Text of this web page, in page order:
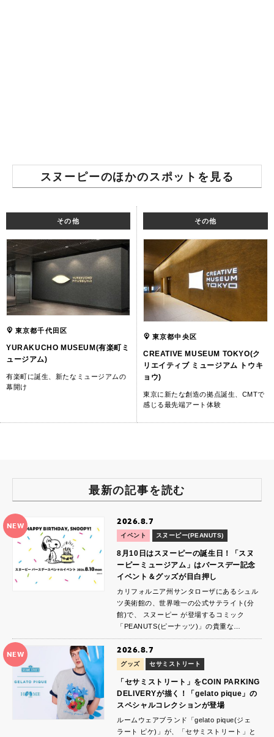
スヌーピーのほかのスポットを見る
その他
東京都千代田区
YURAKUCHO MUSEUM(有楽町ミ
ュージアム)
有楽町に誕生、新たなミュージアムの
幕開け
その他
東京都中央区
CREATIVE MUSEUM TOKYO(ク
リエイティブ ミュージアム トウキ
ョウ)
東京に新たな創造の拠点誕生、CMTで
感じる最先端アート体験
最新の記事を読む
NEW 2026.8.7
イベント スヌーピー(PEANUTS)
8月10日はスヌーピーの誕生日！「スヌ
ーピーミュージアム」はバースデー記念
イベント＆グッズが目白押し
カリフォルニア州サンタローザにあるシュル
ツ美術館の、世界唯一の公式サテライト(分
館)で、 スヌーピー が登場するコミック
「PEANUTS(ピーナッツ)」の貴重な…
NEW 2026.8.7
グッズ セサミストリート
「セサミストリート」をCOIN PARKING
DELIVERYが描く！「gelato pique」の
スペシャルコレクションが登場
ルームウェアブランド「gelato pique(ジェ
ラート ピケ)」が、「セサミストリート」と